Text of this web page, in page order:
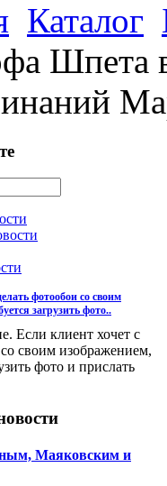
Каталог
Шпета
фотообои со своим
загрузить фото..
Если клиент хочет с
со своим изображением,
фото и прислать
Маяковским и